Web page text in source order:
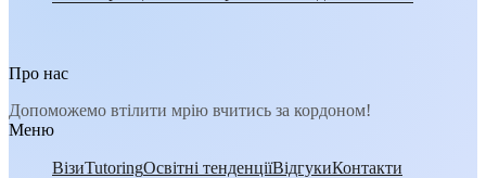
Про нас
Допоможемо втілити мрію вчитись за кордоном!
Меню
ВізиTutoringОсвітні тенденціїВідгукиКонтакти